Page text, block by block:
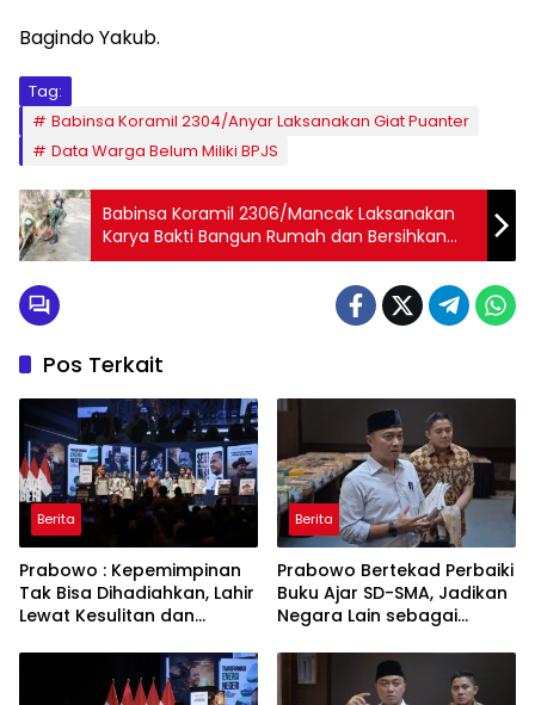
Bagindo Yakub.
Tag:
Babinsa Koramil 2304/Anyar Laksanakan Giat Puanter
Data Warga Belum Miliki BPJS
Babinsa Koramil 2306/Mancak Laksanakan
Karya Bakti Bangun Rumah dan Bersihkan
Lingkungan
Pos Terkait
Berita
Prabowo : Kepemimpinan
Tak Bisa Dihadiahkan, Lahir
Lewat Kesulitan dan
Berita
Prabowo Bertekad Perbaiki
Buku Ajar SD-SMA, Jadikan
Negara Lain sebagai